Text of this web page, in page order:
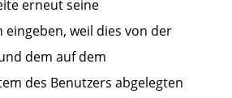
erneut seine
eingeben, weil dies von der
dem auf dem
des Benutzers abgelegten